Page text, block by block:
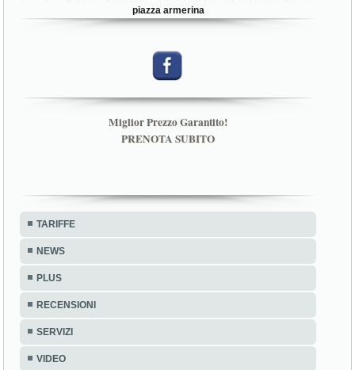
piazza armerina
Miglior Prezzo Garantito!
PRENOTA SUBITO
TARIFFE
NEWS
PLUS
RECENSIONI
SERVIZI
VIDEO